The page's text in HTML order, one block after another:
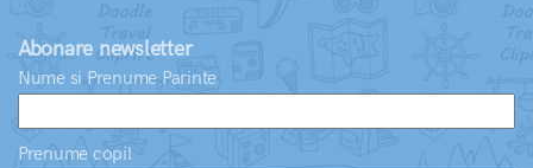
Abonare newsletter
Nume si Prenume Parinte
Prenume copil